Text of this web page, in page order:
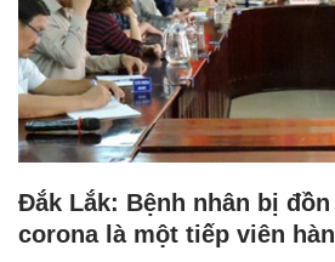
Đắk Lắk: Bệnh nhân bị
corona là một tiếp viên